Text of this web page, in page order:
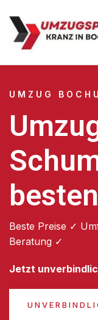
UMZUG
Beste Preise ✓
Beratung ✓
Jetzt